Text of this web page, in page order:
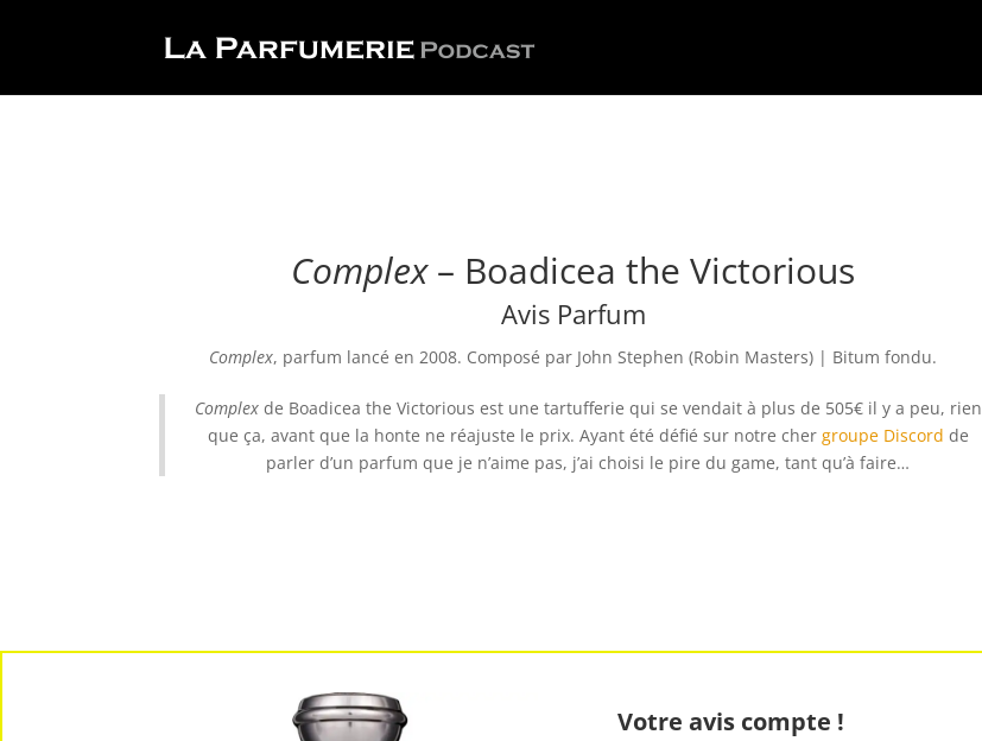
Complex– Boadicea the Victorious
Avis Parfum
Complex, parfum lancé en 2008. Composé par John Stephen (Robin Masters) | Bitum fondu.
Complexde Boadicea the Victorious est une tartufferie qui se vendait à plus de 505€ il y a peu, rien
que ça, avant que la honte ne réajuste le prix. Ayant été défié sur notre cher groupe Discord de
parler d’un parfum que je n’aime pas, j’ai choisi le pire du game, tant qu’à faire…
Votre avis compte !